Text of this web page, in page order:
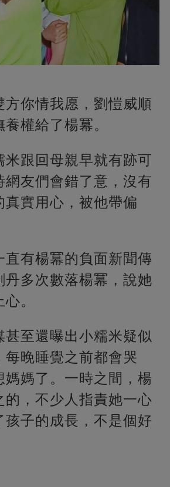
方你情我愿，劉愷威順
權給了楊冪。
米跟回母親早就有跡可
網友們會錯了意，沒有
真實用心，被他帶偏
直有楊冪的負面新聞傳
丹多次數落楊冪，說她
。
甚至還曝出小糯米疑似
每晚睡覺之前都會哭
媽了。 一時之間，楊
的，不少人指責她一心
孩子的成長，不是個好